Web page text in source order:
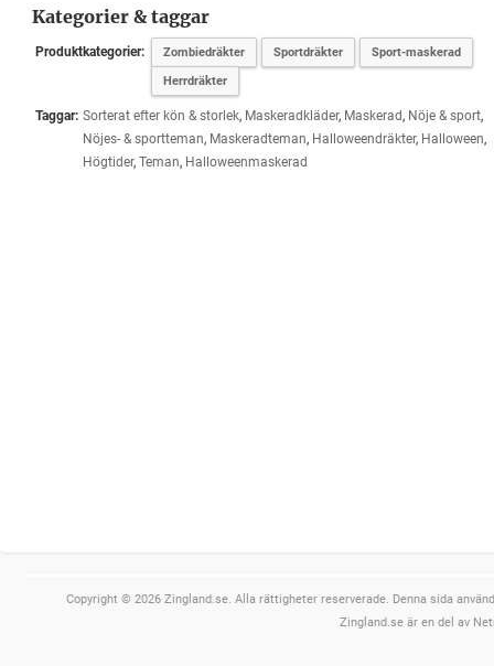
Kategorier & taggar
Produktkategorier: Zombiedräkter Sportdräkter
Sport-maskerad
Herrdräkter
Taggar: Sorterat efter kön & storlek, Maskeradkläder, Maskerad, Nöje & sport,
Nöjes- & sportteman, Maskeradteman, Halloweendräkter, Halloween,
Högtider, Teman, Halloweenmaskerad
Copyright © 2026 Zingland.se. Alla rättigheter reserverade. Denna sida
Zingland.se är en del av